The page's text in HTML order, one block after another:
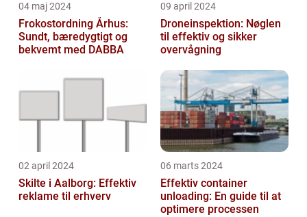
04 maj 2024
Frokostordning Århus:
Sundt, bæredygtigt og
bekvemt med DABBA
09 april 2024
Droneinspektion: Nøglen
til effektiv og sikker
overvågning
02 april 2024
Skilte i Aalborg: Effektiv
reklame til erhverv
06 marts 2024
Effektiv container
unloading: En guide til at
optimere processen